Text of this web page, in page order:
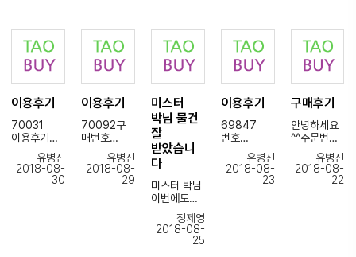
배송하시니
덕분에 보다
편하게
1/350
프라모델
만들수 있게
되었습니다
감사합니다
^^;
안전하고
빠르게
도착했습니
친절하고
자세하게
안내해주셔
서
감사합니다
더욱
번창하시길
기원합니다
커터칼이
부러졌습니
다 ㅎㅎ
타오바이
부품 한
종류는
서비스인지
왔더라구요
잘
쓰겠습니다
미스터 박님
이용후기
70031
이용후기입
배송도빠르
고
유병진
2018-08-
30
이용후기
70092구
매번호
잘받았습니
다~
상담도친절
유병진
2018-08-
29
미스터
박님 물건
잘
받았습니
다
미스터 박님
이번에도
받았습니다
이상없이 잘
정제영
2018-08-
25
이용후기
69847
번호
잘받았습니
다 예상보다
빠르게받아
유병진
2018-08-
23
구매후기
안녕하세요
^^주문번호
69401
구매후기입
니다 ~
유병진
2018-08-
22